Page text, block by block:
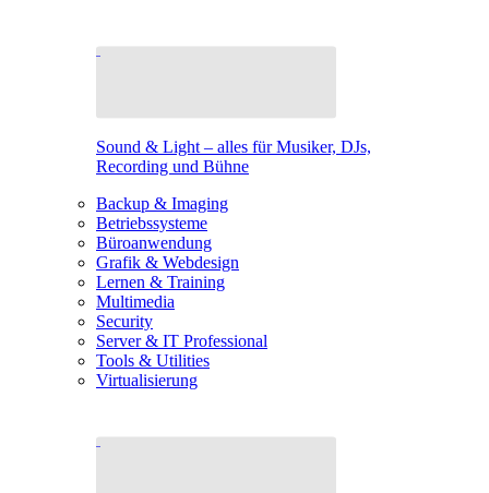
Sound & Light – alles für Musiker, DJs,
Recording und Bühne
Backup & Imaging
Betriebssysteme
Büroanwendung
Grafik & Webdesign
Lernen & Training
Multimedia
Security
Server & IT Professional
Tools & Utilities
Virtualisierung